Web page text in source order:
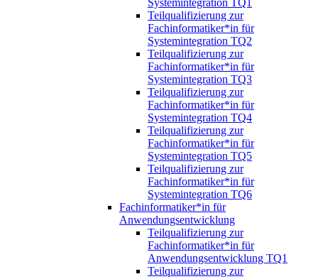
Systemintegration TQ1
Teilqualifizierung zur
Fachinformatiker*in für
Systemintegration TQ2
Teilqualifizierung zur
Fachinformatiker*in für
Systemintegration TQ3
Teilqualifizierung zur
Fachinformatiker*in für
Systemintegration TQ4
Teilqualifizierung zur
Fachinformatiker*in für
Systemintegration TQ5
Teilqualifizierung zur
Fachinformatiker*in für
Systemintegration TQ6
Fachinformatiker*in für
Anwendungsentwicklung
Teilqualifizierung zur
Fachinformatiker*in für
Anwendungsentwicklung TQ1
Teilqualifizierung zur